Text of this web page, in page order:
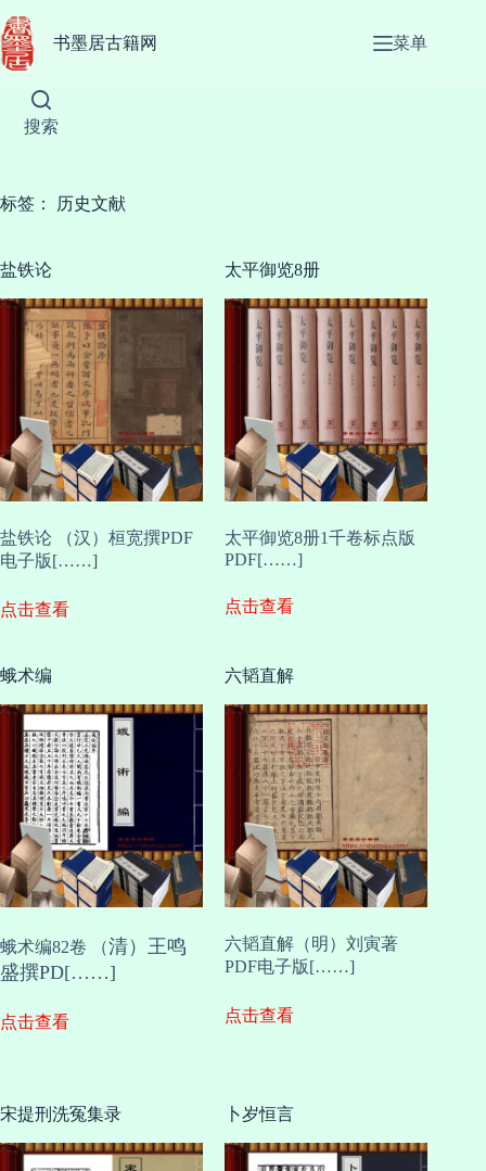
至
内
书墨居古籍网 菜单
搜索
标签： 历史文献
盐铁论
盐铁论 （汉）桓宽撰PDF
电子版[……]
点击查看
太平御览8册
太平御览8册1千卷标点版
PDF[……]
点击查看
蛾术编
蛾术编82卷 （清） 王鸣
盛撰PD[……]
点击查看
六韬直解
六韬直解（明）刘寅著
PDF电子版[……]
点击查看
宋提刑洗冤集录 卜岁恒言